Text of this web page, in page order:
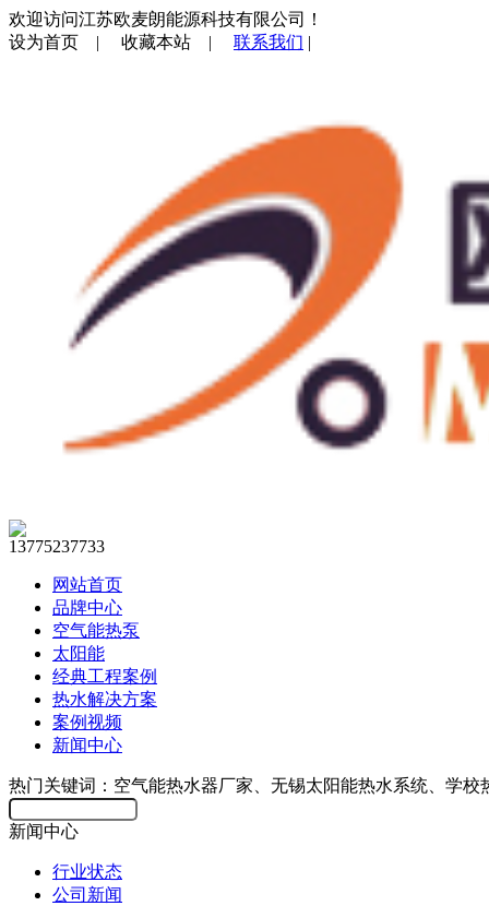
欢迎访问江苏欧麦朗能源科技有限公司！
设为首页 | 收藏本站 | 联系我们 |
13775237733
网站首页
品牌中心
空气能热泵
太阳能
经典工程案例
热水解决方案
案例视频
新闻中心
热门关键词：空气能热水器厂家、无锡太阳能热水系统、学校
新闻中心
行业状态
公司新闻